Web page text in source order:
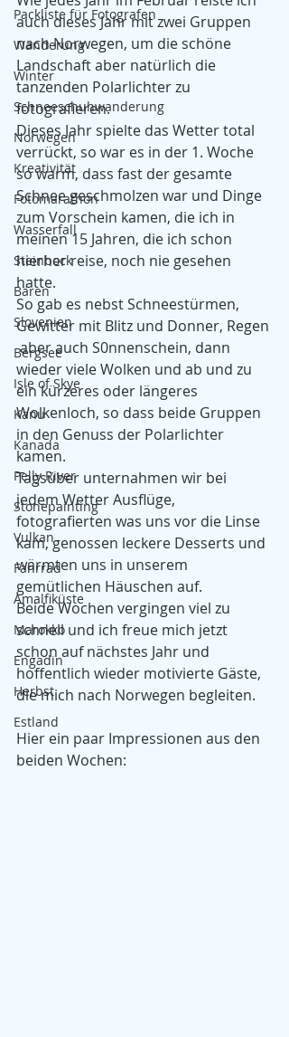
Packliste für Fotografen
Wanderung
Winter
Schneeschuhwanderung
Norwegen
Kreativität
Fotomarathon
Wasserfall
Steinbock
Bären
Slovenien
Bergsee
Isle of Skye
Kanu
Kanada
Pelly River
Stonepainting
Vulkan
Fahrrad
Amalfiküste
Marokko
Engadin
Herbst
Estland
auch dieses Jahr mit zwei Gruppen
nach Norwegen, um die schöne
Landschaft aber natürlich die
tanzenden Polarlichter zu
fotografieren.
Dieses Jahr spielte das Wetter total
verrückt, so war es in der 1. Woche
so warm, dass fast der gesamte
Schnee geschmolzen war und Dinge
zum Vorschein kamen, die ich in
meinen 15 Jahren, die ich schon
hierher reise, noch nie gesehen
hatte.
So gab es nebst Schneestürmen,
Gewitter mit Blitz und Donner, Regen
aber auch S0nnenschein, dann
wieder viele Wolken und ab und zu
ein kürzeres oder längeres
Wolkenloch, so dass beide Gruppen
in den Genuss der Polarlichter
kamen.
Tagsüber unternahmen wir bei
jedem Wetter Ausflüge,
fotografierten was uns vor die Linse
kam, genossen leckere Desserts und
wärmten uns in unserem
gemütlichen Häuschen auf.
Beide Wochen vergingen viel zu
schnell und ich freue mich jetzt
schon auf nächstes Jahr und
hoffentlich wieder motivierte Gäste,
die mich nach Norwegen begleiten.
Hier ein paar Impressionen aus den
beiden Wochen: